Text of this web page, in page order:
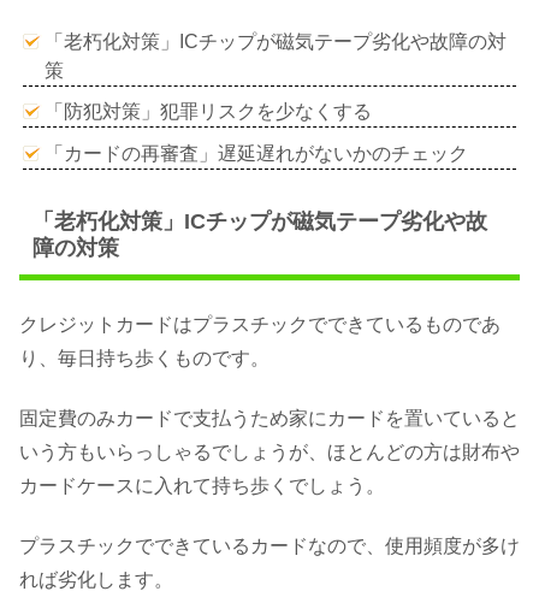
「老朽化対策」ICチップが磁気テープ劣化や故障の対
策
「防犯対策」犯罪リスクを少なくする
「カードの再審査」遅延遅れがないかのチェック
「老朽化対策」ICチップが磁気テープ劣化や故
障の対策
クレジットカードはプラスチックでできているものであ
り、毎日持ち歩くものです。
固定費のみカードで支払うため家にカードを置いていると
いう方もいらっしゃるでしょうが、ほとんどの方は財布や
カードケースに入れて持ち歩くでしょう。
プラスチックでできているカードなので、使用頻度が多け
れば劣化します。